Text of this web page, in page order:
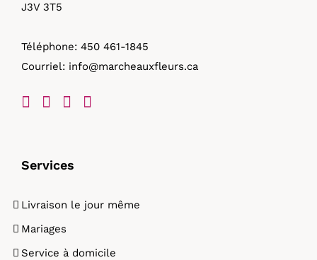
produit
J3V 3T5
Téléphone: 450 461-1845
Courriel: info@marcheauxfleurs.ca
Services
Livraison le jour même
Mariages
Service à domicile